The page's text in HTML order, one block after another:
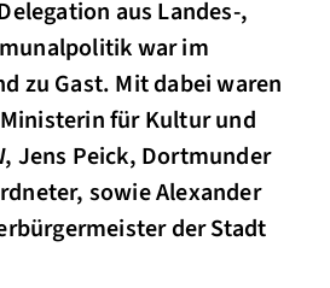
aus Landes-,
war im
zu Gast. Mit dabei waren
für Kultur und
Jens Peick, Dortmunder
sowie Alexander
der Stadt